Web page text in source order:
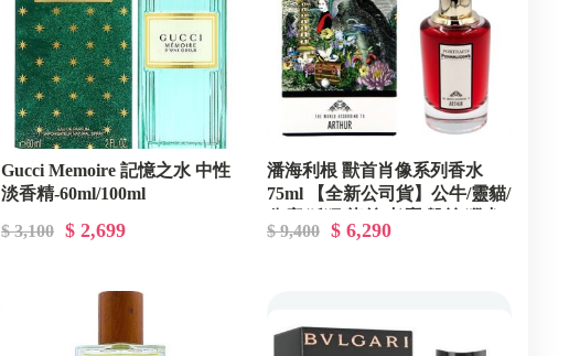
Gucci Memoire 記憶之水 中性
淡香精-60ml/100ml
$ 3,100 $ 2,699
潘海利根 獸首肖像系列香水
75ml 【全新公司貨】公牛/靈貓/
$ 9,400 $ 6,290